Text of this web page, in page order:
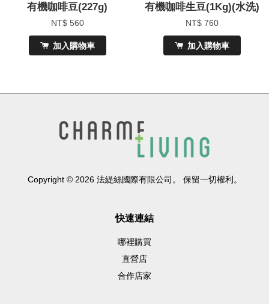
有機咖啡豆(227g)
NT$ 560
加入購物車
有機咖啡生豆(1Kg)(水洗)
NT$ 760
加入購物車
Copyright © 2026 法緹絲國際有限公司。 保留一切權利。
快速連結
哪裡購買
直營店
合作店家